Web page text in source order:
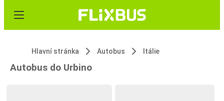
Hlavní stránka Autobus Itálie
Autobus do Urbino